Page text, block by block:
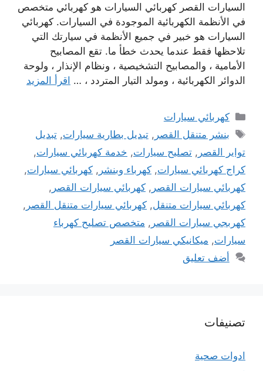
السيارات القصر كهربائي السيارات هو كهربائي متخصص
في الأنظمة الكهربائية الموجودة في السيارات. كهربائي
السيارات هو خبير في جميع الأنظمة في سيارتك التي
تلاحظها فقط عندما يحدث خطأ ما. تقع المصابيح
الأمامية ، والمصابيح التشخيصية ، ونظام الإنذار ، ولوحة
الدوائر الكهربائية ، ومولد التيار المتردد ، … اقرأ المزيد
التصنيفات
كهربائي سيارات
الوسوم
بنشر متنقل القصر ,تبديل بطارية سيارات,تبديل
تواير القصر , تصليح سيارات, خدمة كهربائي سيارات,
كراج كهربائي سيارات, كهرباء وبنشر , كهربائي سيارات,
كهربائي سيارات القصر , كهربائي سيارات القصر ,
كهربائي سيارات متنقل, كهربائي سيارات متنقل القصر ,
كهربجي سيارات القصر , متخصص تصليح كهرباء
سيارات, ميكانيكي سيارات القصر
أضف تعليق
تصنيفات
ادوات صحية